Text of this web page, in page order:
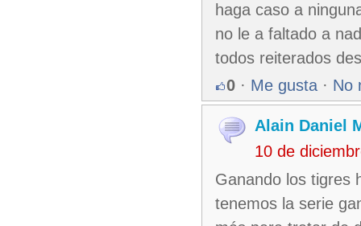
haga caso a
no le a faltado a
todos reiterados
0 · Me gusta · No
Alain Daniel
10 de
Ganando los tigres
tenemos la serie